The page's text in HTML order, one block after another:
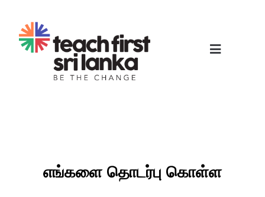
எங்களை தொடர்பு கொள்ள